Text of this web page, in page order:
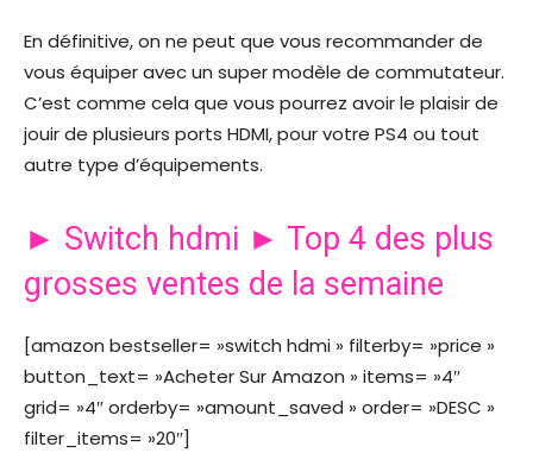
En définitive, on ne peut que vous recommander de
vous équiper avec un super modèle de commutateur.
C’est comme cela que vous pourrez avoir le plaisir de
jouir de plusieurs ports HDMI, pour votre PS4 ou tout
autre type d’équipements.
► Switch hdmi ► Top 4 des plus
grosses ventes de la semaine
[amazon bestseller= »switch hdmi » filterby= »price »
button_text= »Acheter Sur Amazon » items= »4″
grid= »4″ orderby= »amount_saved » order= »DESC »
filter_items= »20″]